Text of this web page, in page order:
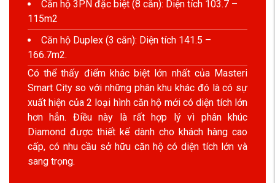
Căn hộ 3PN đặc biệt (8 căn): Diện tích 103.7 –
115m2
Căn hộ Duplex (3 căn): Diện tích 141.5 –
166.7m2.
Có thể thấy điểm khác biệt lớn nhất của Masteri
Smart City so với những phân khu khác đó là có sự
xuất hiện của 2 loại hình căn hộ mới có diện tích lớn
hơn hẳn. Điều này là rất hợp lý vì phân khúc
Diamond được thiết kế dành cho khách hàng cao
cấp, có nhu cầu sở hữu căn hộ có diện tích lớn và
sang trọng.